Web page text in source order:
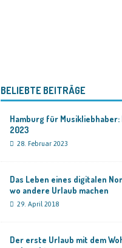
BELIEBTE BEITRÄGE
Hamburg für
2023
28. Februar 2023
Das Leben eines digitalen
wo andere Urlaub machen
29. April 2018
Der erste Urlaub mit dem